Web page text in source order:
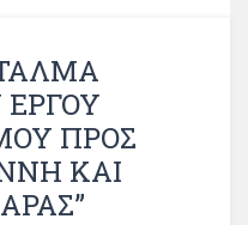
ΠΡΟΣ
ΚΑΙ